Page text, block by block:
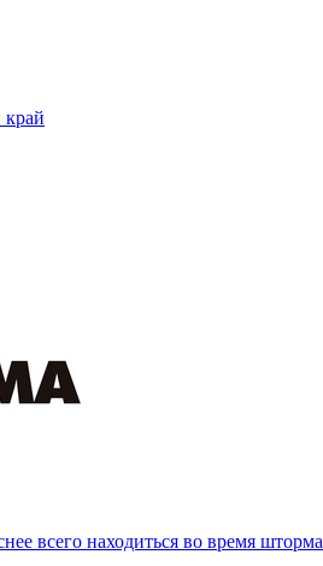
всего находиться во время шторма